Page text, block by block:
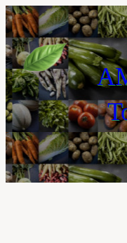
Aller
au
contenu